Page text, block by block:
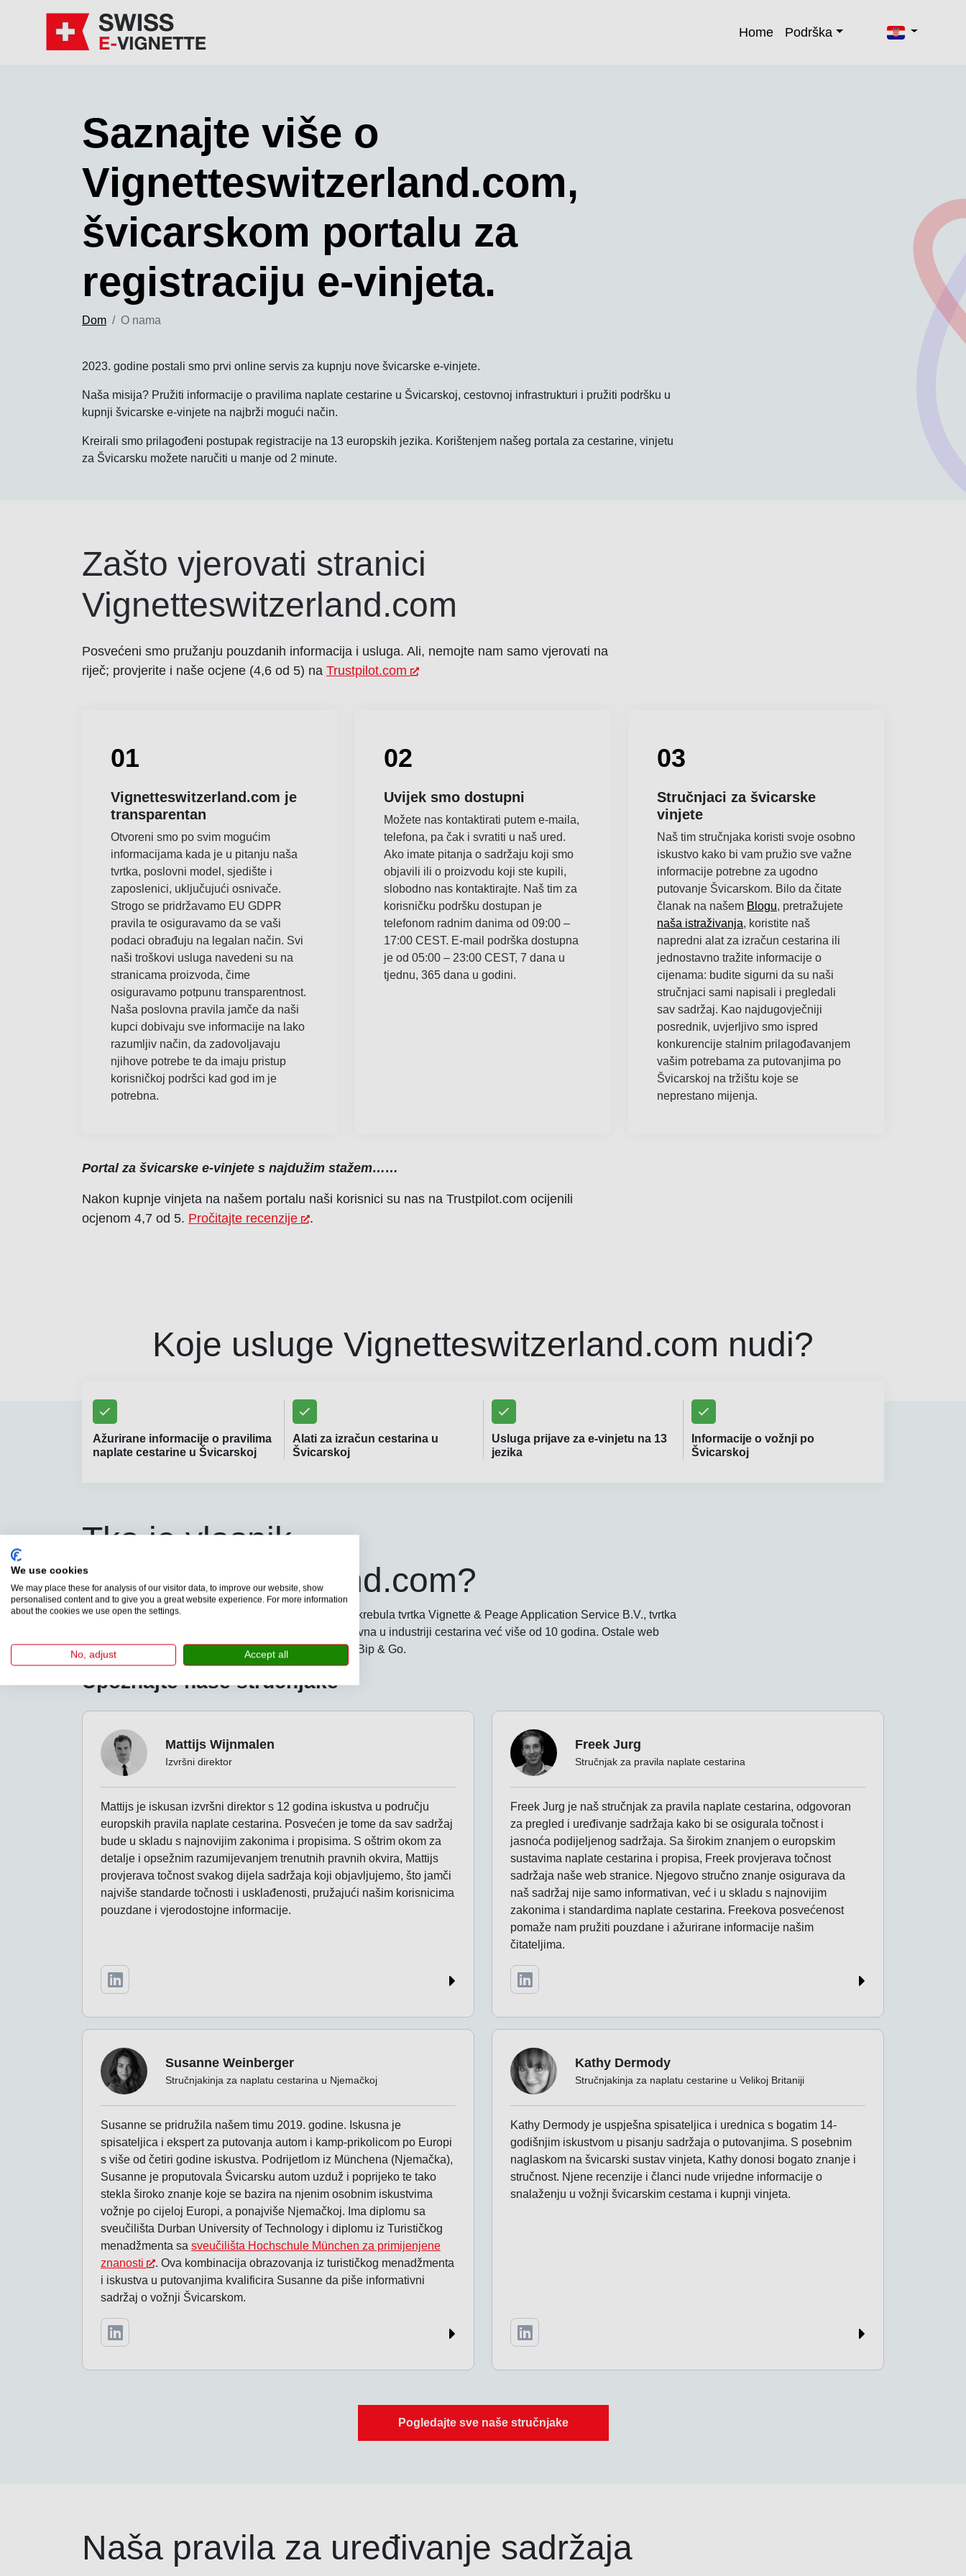
Home Podrška
Saznajte više o
Vignetteswitzerland.com,
švicarskom portalu za
registraciju e-vinjeta.
Dom O nama
2023. godine postali smo prvi online servis za kupnju nove švicarske e-vinjete.
Naša misija? Pružiti informacije o pravilima naplate cestarine u Švicarskoj, cestovnoj infrastrukturi i pružiti podršku u
kupnji švicarske e-vinjete na najbrži mogući način.
Kreirali smo prilagođeni postupak registracije na 13 europskih jezika. Korištenjem našeg portala za cestarine, vinjetu
za Švicarsku možete naručiti u manje od 2 minute.
Zašto vjerovati stranici
Vignetteswitzerland.com
Posvećeni smo pružanju pouzdanih informacija i usluga. Ali, nemojte nam samo vjerovati na
riječ; provjerite i naše ocjene (4,6 od 5) na Trustpilot.com
01
Vignetteswitzerland.com je
transparentan
Otvoreni smo po svim mogućim
informacijama kada je u pitanju naša
tvrtka, poslovni model, sjedište i
zaposlenici, uključujući osnivače.
Strogo se pridržavamo EU GDPR
pravila te osiguravamo da se vaši
podaci obrađuju na legalan način. Svi
naši troškovi usluga navedeni su na
stranicama proizvoda, čime
osiguravamo potpunu transparentnost.
Naša poslovna pravila jamče da naši
kupci dobivaju sve informacije na lako
razumljiv način, da zadovoljavaju
njihove potrebe te da imaju pristup
korisničkoj podršci kad god im je
potrebna.
02
Uvijek smo dostupni
Možete nas kontaktirati putem e-maila,
telefona, pa čak i svratiti u naš ured.
Ako imate pitanja o sadržaju koji smo
objavili ili o proizvodu koji ste kupili,
slobodno nas kontaktirajte. Naš tim za
korisničku podršku dostupan je
telefonom radnim danima od 09:00 –
17:00 CEST. E-mail podrška dostupna
je od 05:00 – 23:00 CEST, 7 dana u
tjednu, 365 dana u godini.
03
Stručnjaci za švicarske
vinjete
Naš tim stručnjaka koristi svoje osobno
iskustvo kako bi vam pružio sve važne
informacije potrebne za ugodno
putovanje Švicarskom. Bilo da čitate
članak na našem Blogu, pretražujete
naša istraživanja, koristite naš
napredni alat za izračun cestarina ili
jednostavno tražite informacije o
cijenama: budite sigurni da su naši
stručnjaci sami napisali i pregledali
sav sadržaj. Kao najdugovječniji
posrednik, uvjerljivo smo ispred
konkurencije stalnim prilagođavanjem
vašim potrebama za putovanjima po
Švicarskoj na tržištu koje se
neprestano mijenja.
Portal za švicarske e-vinjete s najdužim stažem……
Nakon kupnje vinjeta na našem portalu naši korisnici su nas na Trustpilot.com ocijenili
ocjenom 4,7 od 5. Pročitajte recenzije .
Koje usluge Vignetteswitzerland.com nudi?
Ažurirane informacije o pravilima
naplate cestarine u Švicarskoj
Alati za izračun cestarina u
Švicarskoj
Usluga prijave za e-vinjetu na 13
jezika
Informacije o vožnji po
Švicarskoj
Tko je vlasnik
Vignetteswitzerland.com?
Vignetteswitzerland.com je početkom 2023. godine pokrebula tvrtka Vignette & Peage Application Service B.V., tvrtka
registrirana u Nizozemskoj 2014. godine. Tvrtka je aktivna u industriji cestarina već više od 10 godina. Ostale web
stranice kojima upravlja ova tvrtka uključuju Tollwayr i Bip & Go.
Upoznajte naše stručnjake
Mattijs Wijnmalen
Izvršni direktor
Mattijs je iskusan izvršni direktor s 12 godina iskustva u području
europskih pravila naplate cestarina. Posvećen je tome da sav sadržaj
bude u skladu s najnovijim zakonima i propisima. S oštrim okom za
detalje i opsežnim razumijevanjem trenutnih pravnih okvira, Mattijs
provjerava točnost svakog dijela sadržaja koji objavljujemo, što jamči
najviše standarde točnosti i usklađenosti, pružajući našim korisnicima
pouzdane i vjerodostojne informacije.
Freek Jurg
Stručnjak za pravila naplate cestarina
Freek Jurg je naš stručnjak za pravila naplate cestarina, odgovoran
za pregled i uređivanje sadržaja kako bi se osigurala točnost i
jasnoća podijeljenog sadržaja. Sa širokim znanjem o europskim
sustavima naplate cestarina i propisa, Freek provjerava točnost
sadržaja naše web stranice. Njegovo stručno znanje osigurava da
naš sadržaj nije samo informativan, već i u skladu s najnovijim
zakonima i standardima naplate cestarina. Freekova posvećenost
pomaže nam pružiti pouzdane i ažurirane informacije našim
čitateljima.
Susanne Weinberger
Stručnjakinja za naplatu cestarina u Njemačkoj
Susanne se pridružila našem timu 2019. godine. Iskusna je
spisateljica i ekspert za putovanja autom i kamp-prikolicom po Europi
s više od četiri godine iskustva. Podrijetlom iz Münchena (Njemačka),
Susanne je proputovala Švicarsku autom uzduž i poprijeko te tako
stekla široko znanje koje se bazira na njenim osobnim iskustvima
vožnje po cijeloj Europi, a ponajviše Njemačkoj. Ima diplomu sa
sveučilišta Durban University of Technology i diplomu iz Turističkog
menadžmenta sa sveučilišta Hochschule München za primijenjene
znanosti
. Ova kombinacija obrazovanja iz turističkog menadžmenta
i iskustva u putovanjima kvalificira Susanne da piše informativni
sadržaj o vožnji Švicarskom.
Kathy Dermody
Stručnjakinja za naplatu cestarine u Velikoj Britaniji
Kathy Dermody je uspješna spisateljica i urednica s bogatim 14-
godišnjim iskustvom u pisanju sadržaja o putovanjima. S posebnim
naglaskom na švicarski sustav vinjeta, Kathy donosi bogato znanje i
stručnost. Njene recenzije i članci nude vrijedne informacije o
snalaženju u vožnji švicarskim cestama i kupnji vinjeta.
Pogledajte sve naše stručnjake
Naša pravila za uređivanje sadržaja
We use cookies
We may place these for analysis of our visitor data, to improve our website, show
personalised content and to give you a great website experience. For more information
about the cookies we use open the settings.
No, adjust Accept all